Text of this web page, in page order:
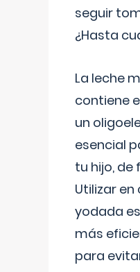
seguir
¿Hasta
La leche
contiene
un
esencial
tu hijo,
Utilizar en
yodada
más
para